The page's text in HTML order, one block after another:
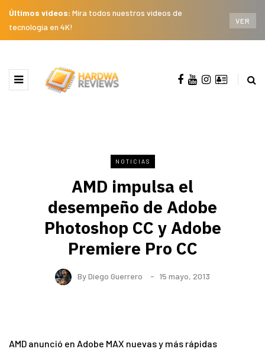
Últimos videos: Mira todos nuestros videos de
tecnología en 4K!
VER
NOTICIAS
AMD impulsa el
desempeño de Adobe
Photoshop CC y Adobe
Premiere Pro CC
ByDiego Guerrero 15 mayo, 2013
AMD anunció en Adobe MAX nuevas y más rápidas